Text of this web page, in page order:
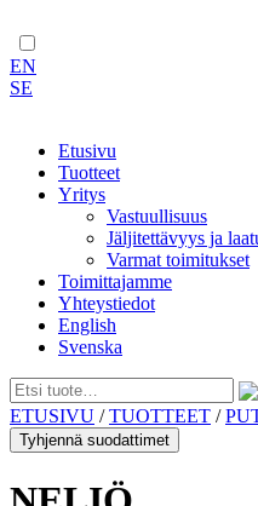
EN
SE
Etusivu
Tuotteet
Yritys
Vastuullisuus
Jäljitettävyys ja
Varmat toimitukset
Toimittajamme
Yhteystiedot
English
Svenska
Skip
to
content
ETUSIVU /TUOTTEET /
Tyhjennä suodattimet